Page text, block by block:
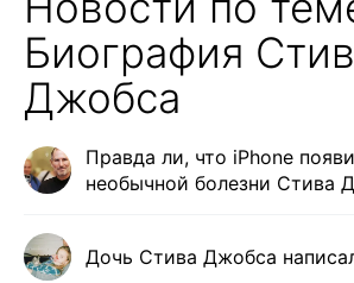
Биография
Джобса
Правда ли, что iPhone
необычной болезни Стива
Дочь Стива Джобса